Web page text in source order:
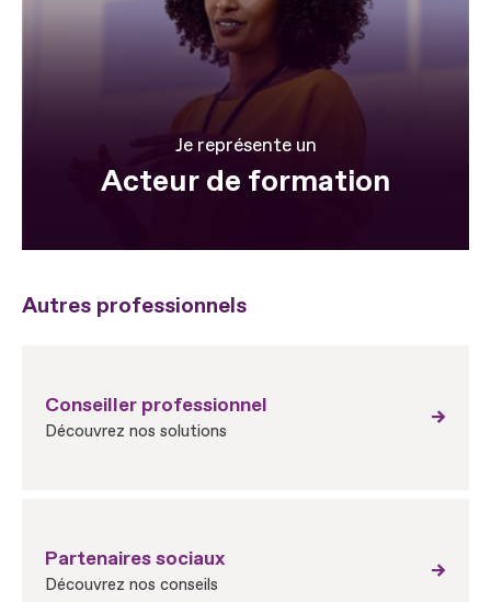
Je représente un
Acteur de formation
Autres professionnels
Conseiller professionnel
Découvrez nos solutions
Partenaires sociaux
Découvrez nos conseils